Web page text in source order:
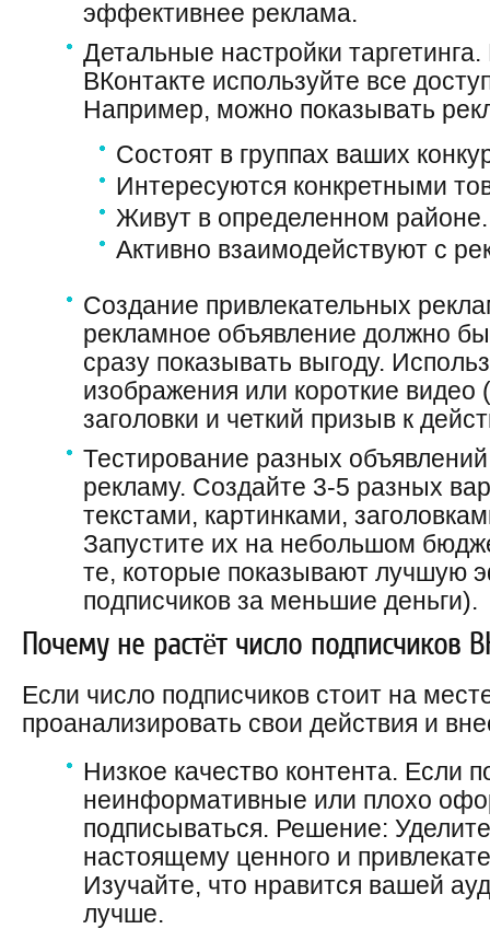
эффективнее реклама.
Детальные настройки
ВКонтакте используйте все
Например, можно показывать
Состоят в группах ваших
Интересуются конкретными
Живут в определенном районе.
Активно взаимодействуют с
Создание привлекательных
рекламное объявление должно
сразу показывать выгоду.
изображения или короткие
заголовки и четкий призыв к
Тестирование разных
рекламу. Создайте 3-5 разных
текстами, картинками,
Запустите их на небольшом
те, которые показывают лучшую
подписчиков за меньшие деньги).
Почему не растёт число подписчиков
Если число подписчиков стоит на
проанализировать свои действия и
Низкое качество контента. Если
неинформативные или плохо
подписываться. Решение:
настоящему ценного и
Изучайте, что нравится вашей
лучше.